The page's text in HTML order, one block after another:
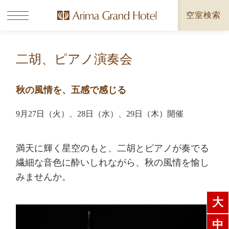
二胡、ピアノ演奏会
秋の風情を、五感で感じる
9月27日（火）、28日（水）、29日（木）開催
満天に輝く星空のもと、二胡とピアノが奏でる
繊細な音色に酔いしれながら、秋の風情を愉し
みませんか。
空室検索
大
中